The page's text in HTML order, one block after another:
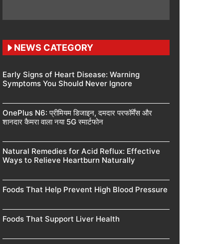
NEWS CATEGORY
Early Signs of Heart Disease: Warning
Symptoms You Should Never Ignore
OnePlus N6: प्रीमियम डिजाइन, दमदार परफॉर्मेंस और
शानदार कैमरा वाला नया 5G स्मार्टफोन
Natural Remedies for Acid Reflux: Effective
Ways to Relieve Heartburn Naturally
Foods That Help Prevent High Blood Pressure
Foods That Support Liver Health